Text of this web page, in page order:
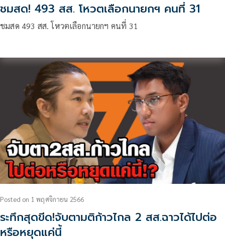
ชมสด! 493 สส. โหวตเลือกนายกฯ คนที่ 31
ชมสด 493 สส. โหวตเลือกนายกฯ คนที่ 31
Posted on 1 พฤศจิกายน 2566
ระทึกสุดขีด!จับตามติก้าวไกล 2 สส.ฉาวได้ไปต่อ
หรือหยุดแค่นี้